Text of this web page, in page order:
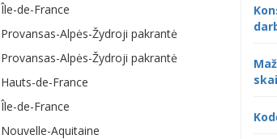
Île-de-France
Provansas-Alpės-Žydroji pakrantė
Provansas-Alpės-Žydroji pakrantė
Hauts-de-France
Île-de-France
Nouvelle-Aquitaine